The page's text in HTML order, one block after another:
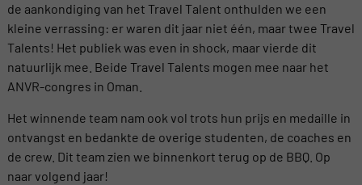
de aankondiging van het Travel Talent onthulden we een
kleine verrassing: er waren dit jaar niet één, maar twee Travel
Talents! Het publiek was even in shock, maar vierde dit
natuurlijk mee. Beide Travel Talents mogen mee naar het
ANVR-congres in Oman.
Het winnende team nam ook vol trots hun prijs en medaille in
ontvangst en bedankte de overige studenten, de coaches en
de crew. Dit team zien we binnenkort terug op de BBQ. Op
naar volgend jaar!